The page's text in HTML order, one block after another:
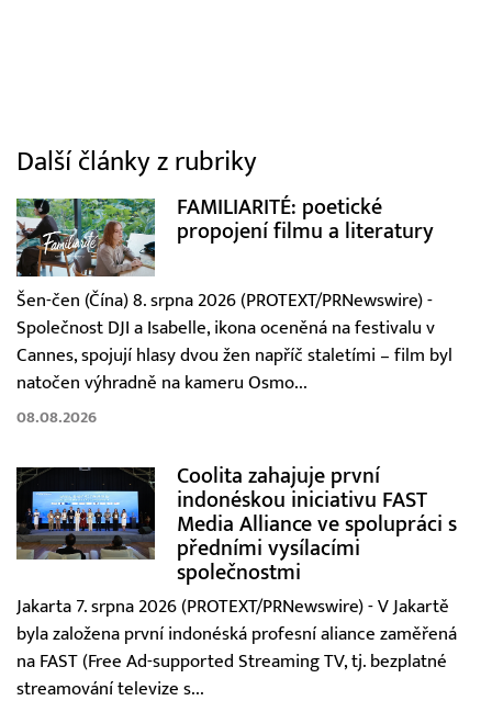
Další články z rubriky
FAMILIARITÉ: poetické
propojení filmu a literatury
Šen-čen (Čína) 8. srpna 2026 (PROTEXT/PRNewswire) -
Společnost DJI a Isabelle, ikona oceněná na festivalu v
Cannes, spojují hlasy dvou žen napříč staletími – film byl
natočen výhradně na kameru Osmo...
08.08.2026
Coolita zahajuje první
indonéskou iniciativu FAST
Media Alliance ve spolupráci s
předními vysílacími
společnostmi
Jakarta 7. srpna 2026 (PROTEXT/PRNewswire) - V Jakartě
byla založena první indonéská profesní aliance zaměřená
na FAST (Free Ad-supported Streaming TV, tj. bezplatné
streamování televize s...